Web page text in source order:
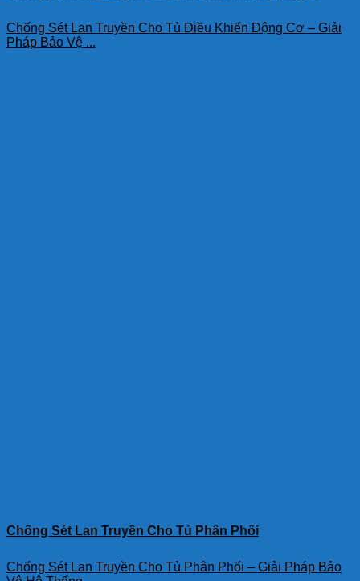
Chống Sét Lan Truyền Cho Tủ Điều Khiển Động Cơ – Giải
Pháp Bảo Vệ ...
Chống Sét Lan Truyền Cho Tủ Phân Phối
Chống Sét Lan Truyền Cho Tủ Phân Phối – Giải Pháp Bảo